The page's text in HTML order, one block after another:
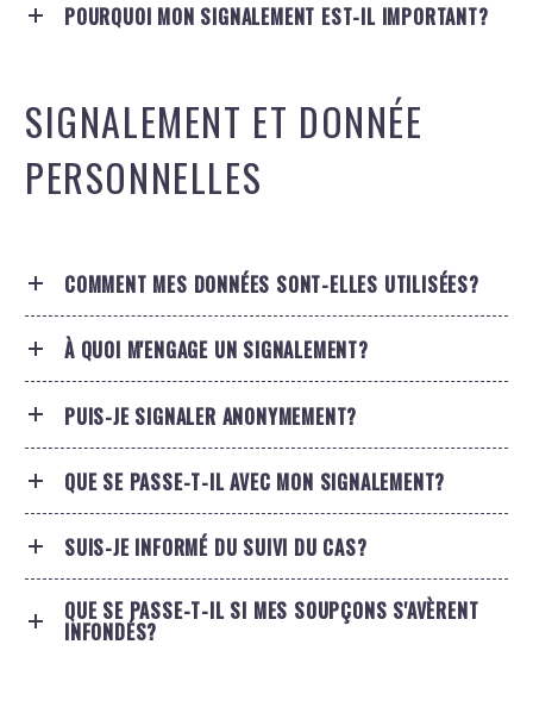
POURQUOI MON SIGNALEMENT EST-IL IMPORTANT?
SIGNALEMENT ET DONNÉE
PERSONNELLES
COMMENT MES DONNÉES SONT-ELLES UTILISÉES?
À QUOI M'ENGAGE UN SIGNALEMENT?
PUIS-JE SIGNALER ANONYMEMENT?
QUE SE PASSE-T-IL AVEC MON SIGNALEMENT?
SUIS-JE INFORMÉ DU SUIVI DU CAS?
QUE SE PASSE-T-IL SI MES SOUPÇONS S'AVÈRENT
INFONDÉS?